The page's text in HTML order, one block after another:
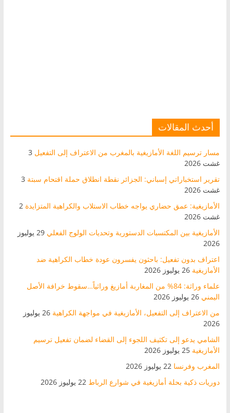
أحدث المقالات
مسار ترسيم اللغة الأمازيغية بالمغرب من الاعتراف إلى التفعيل 3
غشت 2026
تقرير استخباراتي إسباني: الجزائر نقطة انطلاق حملة اقتحام سبتة 3
غشت 2026
الأمازيغية: عمق حضاري يواجه خطاب الاستلاب والكراهية المتزايدة 2
غشت 2026
الأمازيغية بين المكتسبات الدستورية وتحديات الولوج الفعلي
29 يوليوز
2026
اعتراف بدون تفعيل: باحثون يفسرون عودة خطاب الكراهية ضد
الأمازيغية 26 يوليوز 2026
علماء وراثة: 84% من المغاربة أمازيغ وراثياً…سقوط خرافة الأصل
اليمني 26 يوليوز 2026
من الاعتراف إلى التفعيل، الأمازيغية في مواجهة الكراهية
26 يوليوز
2026
الشامي يدعو إلى تكثيف اللجوء إلى القضاء لضمان تفعيل ترسيم
الأمازيغية 25 يوليوز 2026
المغرب وفرنسا 22 يوليوز 2026
دوريات ذكية بحلة أمازيغية في شوارع الرباط 22 يوليوز 2026